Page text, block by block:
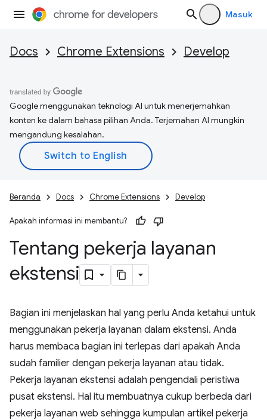
Masuk
Docs Chrome Extensions Develop
Google menggunakan teknologi AI untuk menerjemahkan
konten ke dalam bahasa pilihan Anda. Terjemahan AI mungkin
mengandung kesalahan.
Beranda Docs Chrome Extensions Develop
Apakah informasi ini membantu?
Tentang pekerja layanan
ekstensi
Bagian ini menjelaskan hal yang perlu Anda ketahui untuk
menggunakan pekerja layanan dalam ekstensi. Anda
harus membaca bagian ini terlepas dari apakah Anda
sudah familier dengan pekerja layanan atau tidak.
Pekerja layanan ekstensi adalah pengendali peristiwa
pusat ekstensi. Hal itu membuatnya cukup berbeda dari
pekerja layanan web sehingga kumpulan artikel pekerja